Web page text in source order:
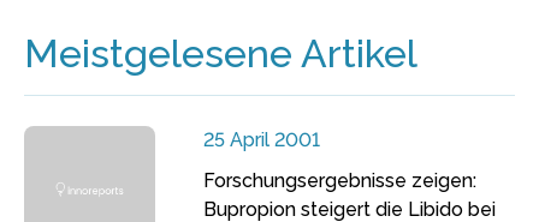
Meistgelesene Artikel
25 April 2001
Forschungsergebnisse zeigen:
Bupropion steigert die Libido bei